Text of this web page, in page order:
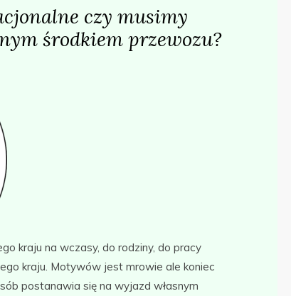
czy musimy
środkiem przewozu?
kraju na wczasy, do rodziny, do pracy
kraju. Motywów jest mrowie ale koniec
postanawia się na wyjazd własnym